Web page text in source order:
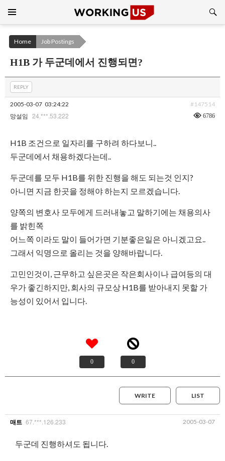
CONTENT
Home Job Postings
H1B 가 두군데에서 진행되면?
REPLY
2005-03-07 03:24:22 #147514
망설임 24.***.53.222 6786
H1B 조건으로 일자리를 구하려 하다보니..
두군데에서 채용하겠다는데..
두군데를 모두 H1B를 위한 진행을 해도 되는것 인지?
아니면 지금 한곳을 정해야 하는지 모르겠습니다.
양쪽의 변호사 모두에게 드러내놓고 말하기에는 채용의사
를 밝힌쪽
어느쪽 이라도 말이 들어가면 기분좋은일은 아니겠고요..
그래서 익명으로 올리는 것을 양해바랍니다.
고민인것이, 근무하고 싶은곳은 작은회사이나 급여등의 대
우가 좋긴하지만, 회사의 규모상 H1B를 받아내지 못할 가
능성이 있어서 입니다.
0 0
LIST
WRITE
매트 67.***.126.233 2005-03-07
두군데 진행하셔도 됩니다.